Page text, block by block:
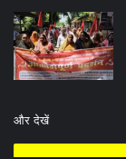
और देखें